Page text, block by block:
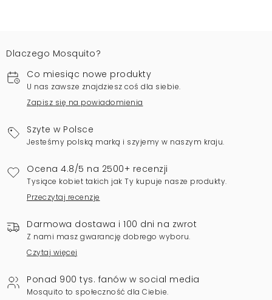
Dlaczego Mosquito?
Co miesiąc nowe produkty
U nas zawsze znajdziesz coś dla siebie.
Zapisz się na powiadomienia
Szyte w Polsce
Jesteśmy polską marką i szyjemy w naszym kraju.
Ocena 4.8/5 na 2500+ recenzji
Tysiące kobiet takich jak Ty kupuje nasze produkty.
Przeczytaj recenzje
Darmowa dostawa i 100 dni na zwrot
Z nami masz gwarancję dobrego wyboru.
Czytaj więcej
Ponad 900 tys. fanów w social media
Mosquito to społeczność dla Ciebie.